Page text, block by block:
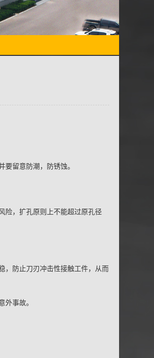
要留意防潮，防锈蚀。
险，扩孔原则上不能超过原孔径
，防止刀刃冲击性接触工件，从而
意外事故。